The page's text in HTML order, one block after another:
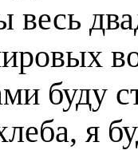
весь
буду
я